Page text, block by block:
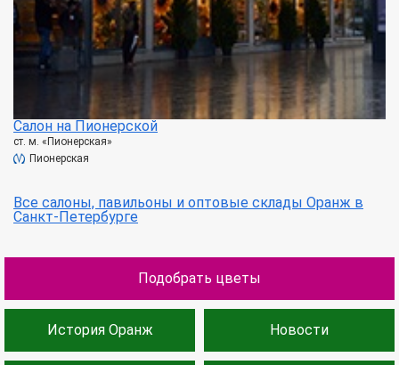
Салон на Пионерской
ст. м. «Пионерская»
Пионерская
Все салоны, павильоны и оптовые склады Оранж в
Санкт-Петербурге
Подобрать цветы
История Оранж Новости